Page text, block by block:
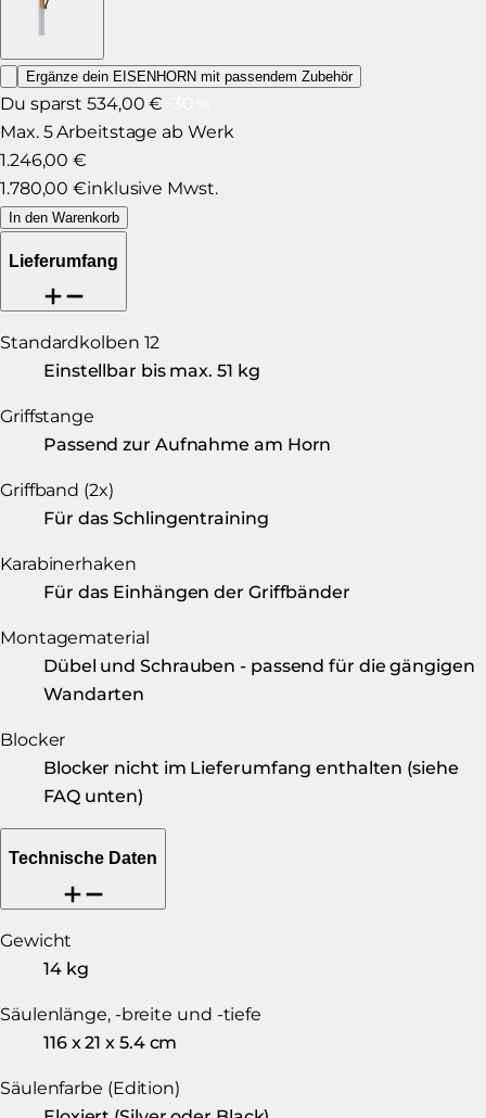
Ergänze dein EISENHORN mit passendem Zubehör
Du sparst 534,00 €
Max. 5 Arbeitstage ab Werk
1.246,00 €
1.780,00 €inklusive Mwst.
In den Warenkorb
Lieferumfang
Standardkolben 12
Einstellbar bis max. 51 kg
Griffstange
Passend zur Aufnahme am Horn
Griffband (2x)
Für das Schlingentraining
Karabinerhaken
Für das Einhängen der Griffbänder
Montagematerial
Dübel und Schrauben - passend für die gängigen
Wandarten
Blocker
Blocker nicht im Lieferumfang enthalten (siehe
FAQ unten)
Technische Daten
Gewicht
14 kg
Säulenlänge, -breite und -tiefe
116 x 21 x 5.4 cm
Säulenfarbe (Edition)